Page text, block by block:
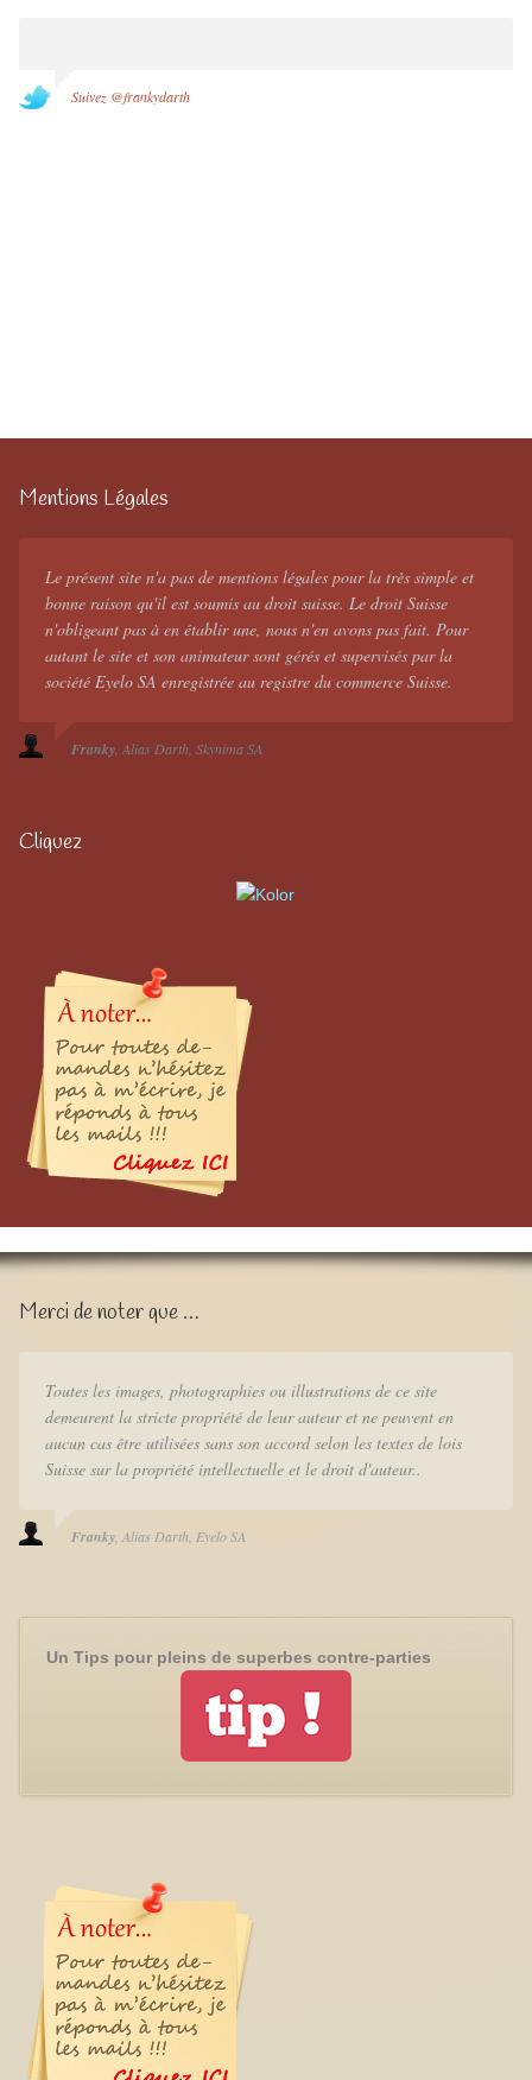
Suivez @frankydarth
Mentions Légales
Le présent site n'a pas de mentions légales pour la très simple et
bonne raison qu'il est soumis au droit suisse. Le droit Suisse
n'obligeant pas à en établir une, nous n'en avons pas fait. Pour
autant le site et son animateur sont gérés et supervisés par la
société Eyelo SA enregistrée au registre du commerce Suisse.
Franky Alias Darth Skynima SA
Cliquez
Merci de noter que …
Toutes les images, photographies ou illustrations de ce site
demeurent la stricte propriété de leur auteur et ne peuvent en
aucun cas être utilisées sans son accord selon les textes de lois
Suisse sur la propriété intellectuelle et le droit d'auteur..
Franky Alias Darth Eyelo SA
Un Tips pour pleins de superbes contre-parties